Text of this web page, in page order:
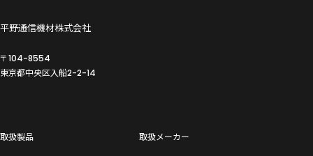
平野通信機材株式会社
〒104-8554
東京都中央区入船2-2-14
取扱製品 取扱メーカー